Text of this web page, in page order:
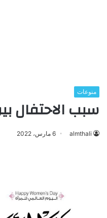
منوعات
سبب الاحتفال
almthali 6 مارس، 2022